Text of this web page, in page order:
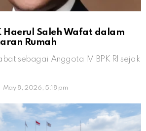
Haerul Saleh Wafat dalam
Rumah
sebagai Anggota IV BPK RI sejak
May 8, 2026, 5:18 pm